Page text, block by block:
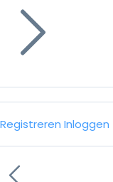
Registreren Inloggen